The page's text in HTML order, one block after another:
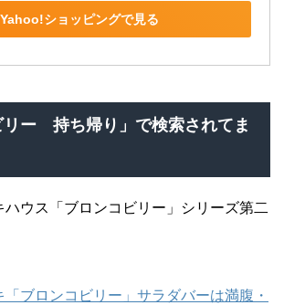
Yahoo!ショッピングで見る
リー 持ち帰り」で検索されてま
ハウス「ブロンコビリー」シリーズ第二
「ブロンコビリー」サラダバーは満腹・